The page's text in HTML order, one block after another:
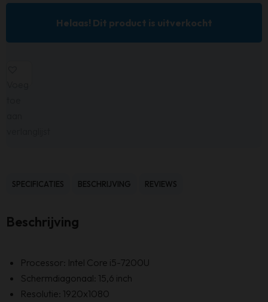
Helaas! Dit product is uitverkocht
SPECIFICATIES BESCHRIJVING REVIEWS
Beschrijving
Processor: Intel Core i5-7200U
Schermdiagonaal: 15,6 inch
Resolutie: 1920x1080